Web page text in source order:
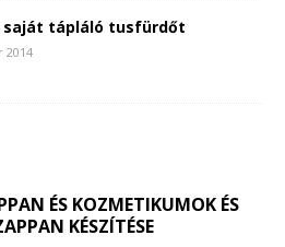
saját tápláló tusfürdőt
2014
ÉS KOZMETIKUMOK ÉS
KÉSZÍTÉSE